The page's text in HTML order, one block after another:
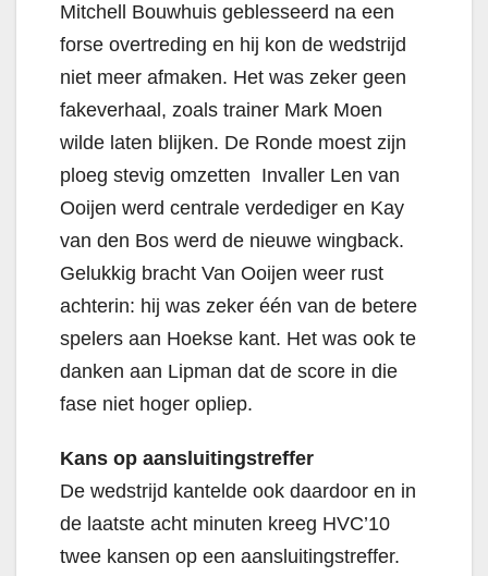
Mitchell Bouwhuis geblesseerd na een
forse overtreding en hij kon de wedstrijd
niet meer afmaken. Het was zeker geen
fakeverhaal, zoals trainer Mark Moen
wilde laten blijken. De Ronde moest zijn
ploeg stevig omzetten Invaller Len van
Ooijen werd centrale verdediger en Kay
van den Bos werd de nieuwe wingback.
Gelukkig bracht Van Ooijen weer rust
achterin: hij was zeker één van de betere
spelers aan Hoekse kant. Het was ook te
danken aan Lipman dat de score in die
fase niet hoger opliep.
Kans op aansluitingstreffer
De wedstrijd kantelde ook daardoor en in
de laatste acht minuten kreeg HVC’10
twee kansen op een aansluitingstreffer.